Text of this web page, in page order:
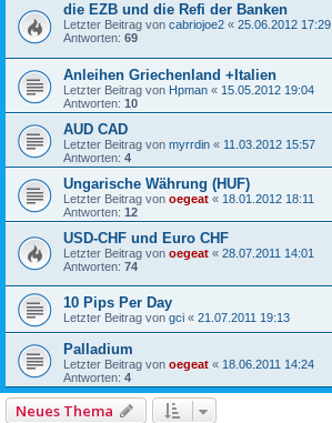
die EZB und die Refi der Banken
Letzter Beitrag von cabriojoe2 « 25.06.2012 17:29
Antworten: 69
Anleihen Griechenland +Italien
Letzter Beitrag von Hpman « 15.05.2012 19:04
Antworten: 10
AUD CAD
Letzter Beitrag von myrrdin « 11.03.2012 15:57
Antworten: 4
Ungarische Währung (HUF)
Letzter Beitrag von oegeat « 18.01.2012 18:11
Antworten: 12
USD-CHF und Euro CHF
Letzter Beitrag von oegeat « 28.07.2011 14:01
Antworten: 74
10 Pips Per Day
Letzter Beitrag von gci « 21.07.2011 19:13
Palladium
Letzter Beitrag von oegeat « 18.06.2011 14:24
Antworten: 4
Neues Thema